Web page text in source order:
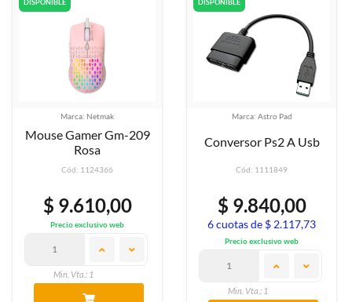
DISPONIBLE
Marca: Netmak
Mouse Gamer Gm-209
Rosa
Cód: 1124366
$ 9.610,00
Precio exclusivo web
Min. Vta.: 1
DISPONIBLE
Marca: Astro Pad
Conversor Ps2 A Usb
Cód: 1111849
$ 9.840,00
6 cuotas de $ 2.117,73
Precio exclusivo web
Min. Vta.: 1